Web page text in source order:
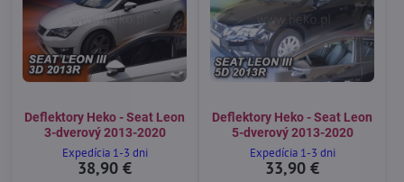
Deflektory Heko - Seat Leon
3-dverový 2013-2020
Expedícia 1-3 dni
38,90 €
Deflektory Heko - Seat Leon
5-dverový 2013-2020
Expedícia 1-3 dni
33,90 €